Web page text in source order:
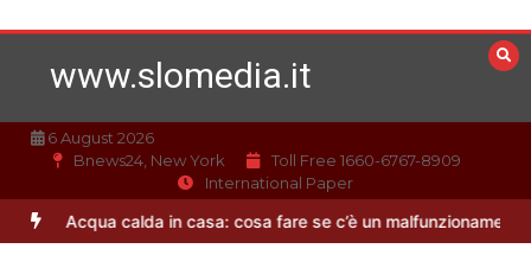
al
contenutowww.slomedia.it
6 August 2026
Bnews24, New York
Toll Free 1660-6767-8909
International Paper
Acqua calda in casa: cosa fare se c’è un malfunzionamento